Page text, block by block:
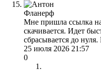
Фланерф
Мне пришла ссылка
скачивается. Идет
сбрасывается до
25 июля 2026 21:57
0